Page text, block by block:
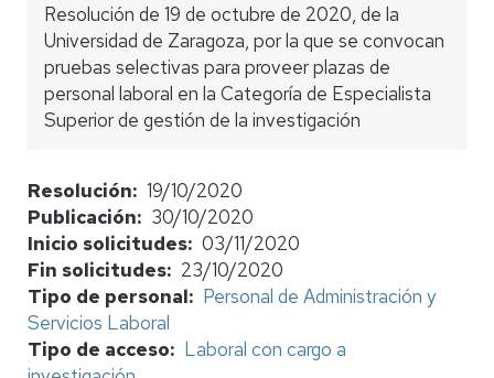
Resolución de 19 de octubre de 2020, de la
Universidad de Zaragoza, por la que se convocan
pruebas selectivas para proveer plazas de
personal laboral en la Categoría de Especialista
Superior de gestión de la investigación
Resolución
19/10/2020
Publicación
30/10/2020
Inicio solicitudes 03/11/2020
Fin solicitudes
23/10/2020
Tipo de personal
Personal de Administración y
Servicios Laboral
Tipo de acceso
Laboral con cargo a